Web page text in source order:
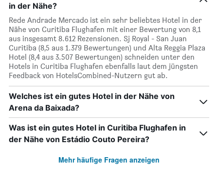
in der Nähe?
Rede Andrade Mercado ist ein sehr beliebtes Hotel in der
Nähe von Curitiba Flughafen mit einer Bewertung von 8,1
aus insgesamt 8.612 Rezensionen. Sj Royal - San Juan
Curitiba (8,5 aus 1.379 Bewertungen) und Alta Reggia Plaza
Hotel (8,4 aus 3.507 Bewertungen) schneiden unter den
Hotels in Curitiba Flughafen ebenfalls laut dem jüngsten
Feedback von HotelsCombined-Nutzern gut ab.
Welches ist ein gutes Hotel in der Nähe von
Arena da Baixada?
Was ist ein gutes Hotel in Curitiba Flughafen in
der Nähe von Estádio Couto Pereira?
Mehr häufige Fragen anzeigen